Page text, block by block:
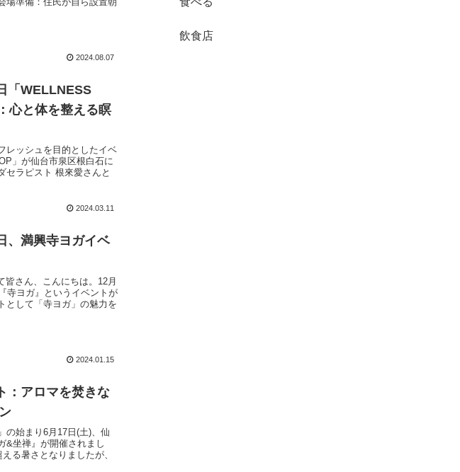
2024.08.07
「WELLNESS
心と体を整える瞑
レッシュを目的としたイベ
」が仙台市泉区根白石に
セラピスト 根來愛さんと
2024.03.11
、満興寺ヨガイベ
さん、こんにちは。12月
寺ヨガ』というイベントが
として「寺ヨガ」の魅力を
2024.01.15
：アロマを焚きな
の始まり6月17日(土)、仙
&坐禅』が開催されまし
る暑さとなりましたが、
飲食店